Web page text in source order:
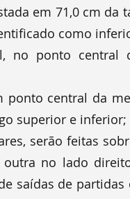
em 71,0 cm
como
no ponto
central da
superior e inferior;
serão feitas
no lado
saídas de